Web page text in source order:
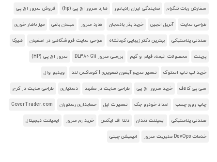
سفارش ربات تلگرام نمایندگی ایران رادیاتور هارد سرور اچ پی (hp) فروش سرور اچ پی
طراحی سایت آنریل انجین خرید بذر بادمجان هارد سرور مبلمان باغی میز ناهار خوری
صندلی پلاستیکی بهترین دکتر زیبایی کرمانشاه طراحی سایت فروشگاهی در اصفهان هیرکا
پرینت محصولات انیمه، فیلم و گیم بررسی سرور DL380 G11 سرور اچ پی (HP)
خرید لپ تاپ استوک تعمیر سریع آیفون تصویری | کوماکس لند ویدیو وال
سی پی کالاف خرید سرور اچ پی طراحی سایت در مشهد دستیاری طراحی سایت در کرج
چاپ روی چسب امداد خودرو جک تعمیرات اپل حسابداری رستوران CoverTrader.com
صندلی پلاستیکی ایمپلنت دندان دلتا اف ایکس خرید رم سرور ایمپلنت دیجیتال
خدمات DevOps مدیریت سرور انیمیشن چینی